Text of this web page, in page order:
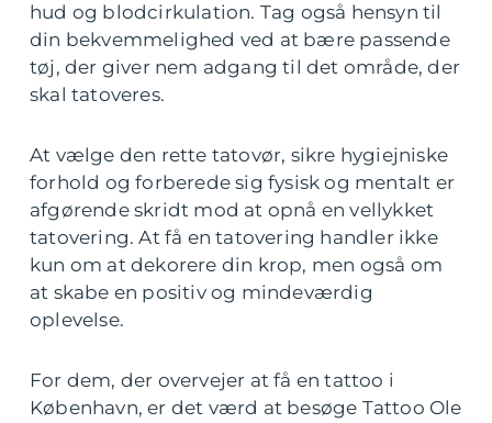
hud og blodcirkulation. Tag også hensyn til
din bekvemmelighed ved at bære passende
tøj, der giver nem adgang til det område, der
skal tatoveres.
At vælge den rette tatovør, sikre hygiejniske
forhold og forberede sig fysisk og mentalt er
afgørende skridt mod at opnå en vellykket
tatovering. At få en tatovering handler ikke
kun om at dekorere din krop, men også om
at skabe en positiv og mindeværdig
oplevelse.
For dem, der overvejer at få en tattoo i
København, er det værd at besøge Tattoo Ole